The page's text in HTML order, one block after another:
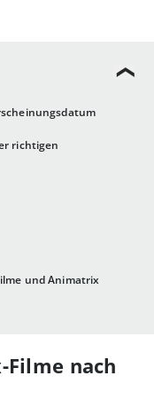
richtigen
und Animatrix
nach